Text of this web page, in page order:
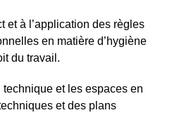
et à l’application des règles
en matière d’hygiène
du travail.
technique et les espaces en
et des plans